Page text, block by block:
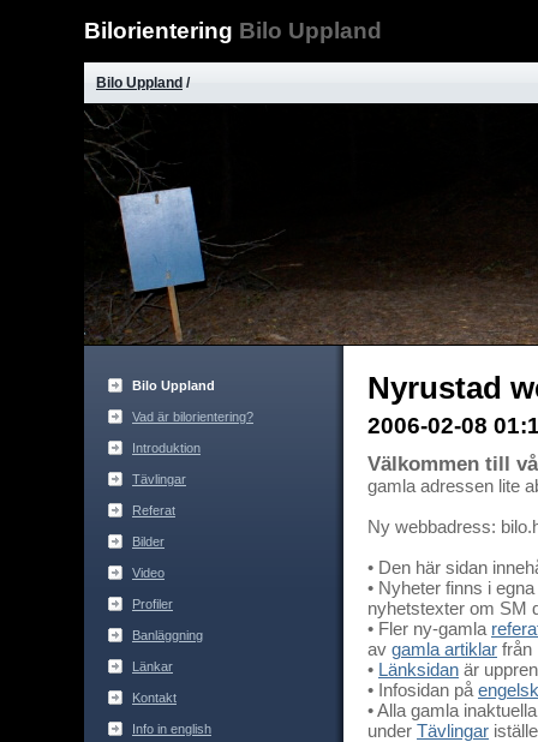
Bilorientering Bilo Uppland
Bilo Uppland /
Bilo Uppland
Vad är bilorientering?
Introduktion
Tävlingar
Referat
Bilder
Video
Profiler
Banläggning
Länkar
Kontakt
Info in english
Nyrustad
2006-02-08
Välkommen till
gamla adressen lite
Ny webbadress:
• Den här sidan
• Nyheter finns i
nyhetstexter om SM
• Fler ny-gamla
av gamla artiklar från
• Länksidan är
• Infosidan på
• Alla gamla
under Tävlingar